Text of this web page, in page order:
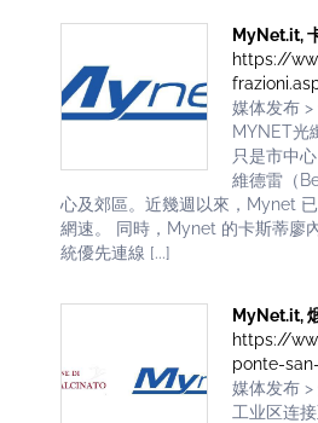
MyNet.it,
https://
媒体发布 >
MYNET光
只是市中
維德雷（
心及郊區。近幾週以來，Mynet
網速。 同時，Mynet 的卡斯蒂廖
統優先連線 [...]
MyNet.it,
https://
ponte-
媒体发布
工业区连